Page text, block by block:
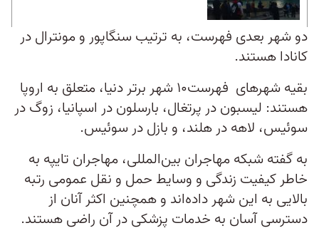
دو شهر بعدی فهرست، به ترتیب سنگاپور و مونترال در
کانادا هستند.
بقیه شهرهای فهرست۱۰ شهر برتر دنیا، متعلق به اروپا
هستند: لیسبون در پرتغال، بارسلون در اسپانیا، زوگ در
سوئیس، لاهه در هلند، و بازل در سوئیس.
به گفته شبکه مهاجران بین‌المللی، مهاجران تایپه به
خاطر کیفیت زندگی و وسایط حمل و نقل عمومی رتبه
بالایی به این شهر داده‌اند و همچنین اکثر آنان از
دسترسی آسان به خدمات پزشکی در آن راضی هستند.